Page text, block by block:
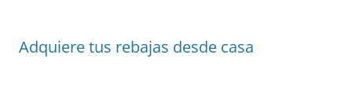
Adquiere tus rebajas desde casa